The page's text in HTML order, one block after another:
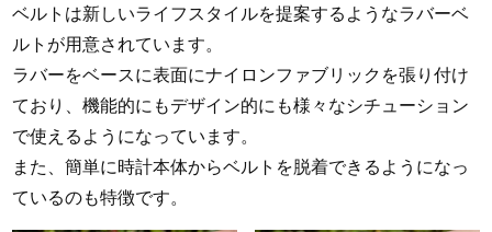
ベルトは新しいライフスタイルを提案するようなラバーベ
ルトが用意されています。
ラバーをベースに表面にナイロンファブリックを張り付け
ており、機能的にもデザイン的にも様々なシチューション
で使えるようになっています。
また、簡単に時計本体からベルトを脱着できるようになっ
ているのも特徴です。